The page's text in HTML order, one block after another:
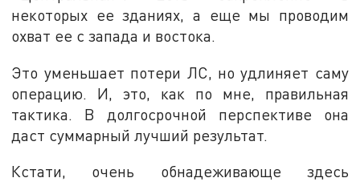
некоторых ее зданиях, а еще мы проводим
охват ее с запада и востока.
Это уменьшает потери ЛС, но удлиняет саму
операцию. И, это, как по мне, правильная
тактика. В долгосрочной перспективе она
даст суммарный лучший результат.
Кстати, очень обнадеживающе здесь